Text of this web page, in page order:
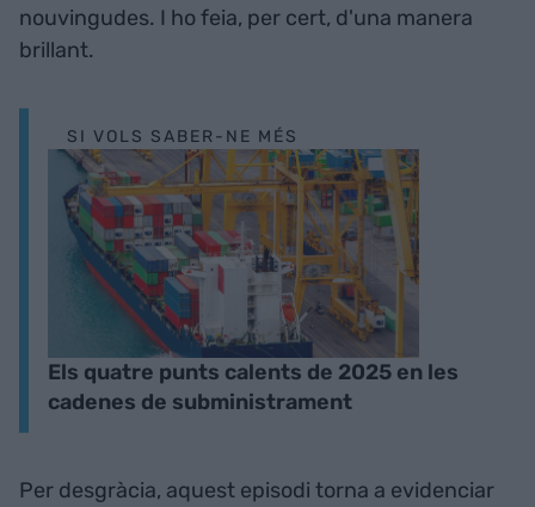
nouvingudes. I ho feia, per cert, d'una manera
brillant.
SI VOLS SABER-NE MÉS
Els quatre punts calents de 2025 en les
cadenes de subministrament
Per desgràcia, aquest episodi torna a evidenciar